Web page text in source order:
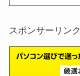
スポンサーリンク